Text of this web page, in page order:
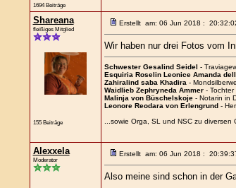
1694 Beiträge
Shareana
fleißiges Mitglied
155 Beiträge
Erstellt am: 06 Jun 2018 :
Wir haben nur drei Fotos vom
Schwester Gesalind Seidel -
Esquiria Roselin Leonice Amanda
Zahiralind saba Khadira -
Waidlieb Zephryneda Ammer- Tochter
Malinja von Büschelskoje- Notarin in
Leonore Reodara von Erlengrund-
...sowie Orga, SL und NSC zu diversen
Alexxela
Moderator
Erstellt am: 06 Jun 2018 :
Also meine sind schon in der